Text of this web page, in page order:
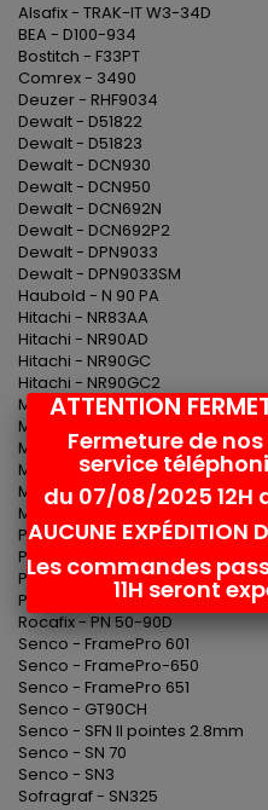
Alsafix - TRAK-IT W3-34D
BEA - D100-934
Bostitch - F33PT
Comrex - 3490
Deuzer - RHF9034
Dewalt - D51822
Dewalt - D51823
Dewalt - DCN930
Dewalt - DCN950
Dewalt - DCN692N
Dewalt - DCN692P2
Dewalt - DPN9033
Dewalt - DPN9033SM
Haubold - N 90 PA
Hitachi - NR83AA
Hitachi - NR90AD
Hitachi - NR90GC
Hitachi - NR90GC2
Makita - AN943
Makita - GN900SE
Makita - DBN900RTE
Makita - DBN900ZK
Max - GS690 CH
Max - SN883CH/34
Paslode - F400
Paslode - IM325 / IM 325
Paslode - IM350 / IM 350
Paslode PSN90 / F350S
Rocafix - PN 50-90D
Senco - FramePro 601
Senco - FramePro-650
Senco - FramePro 651
Senco - GT90CH
Senco - SFN II pointes 2.8mm
Senco - SN 70
Senco - SN3
Sofragraf - SN325
ATTENTION
Fermeture de
service
du 07/08/2025 12H
AUCUNE EXPÉDITION
Les commandes
11H seront